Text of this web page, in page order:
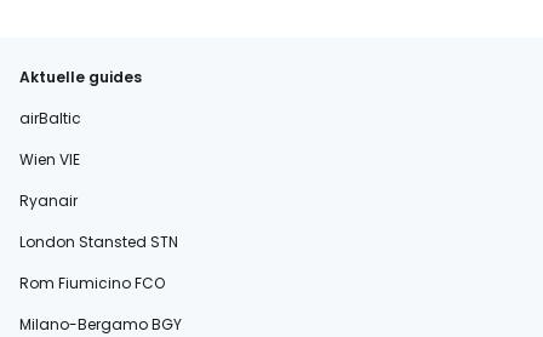
Aktuelle guides
airBaltic
Wien VIE
Ryanair
London Stansted STN
Rom Fiumicino FCO
Milano-Bergamo BGY